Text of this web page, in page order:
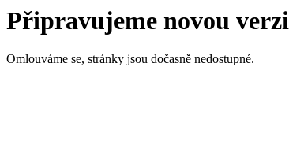
Připravujeme novou verzi
Omlouváme se, stránky jsou dočasně nedostupné.